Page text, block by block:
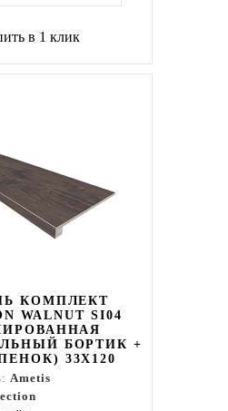
в 1 клик
КОМПЛЕКТ
WALNUT SI04
БОРТИК +
33X120
Ametis